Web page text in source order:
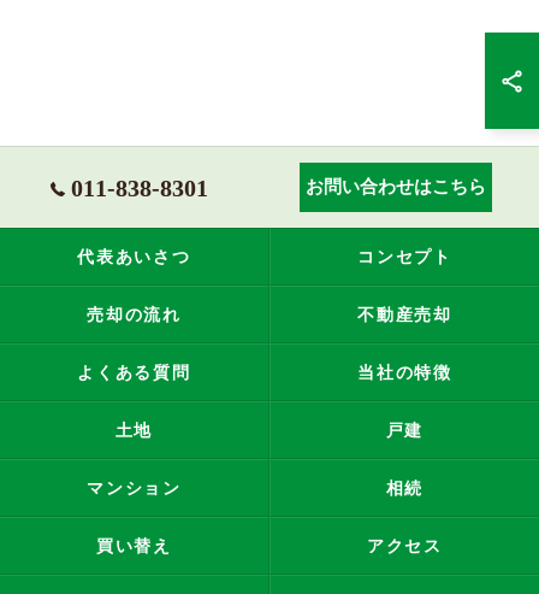
011-838-8301 お問い合わせはこちら
代表あいさつ コンセプト
売却の流れ 不動産売却
よくある質問 当社の特徴
土地 戸建
マンション 相続
買い替え アクセス